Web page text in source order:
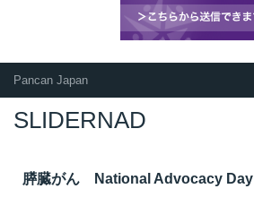
Pancan Japan
SLIDERNAD
膵臓がん National Advocacy Day